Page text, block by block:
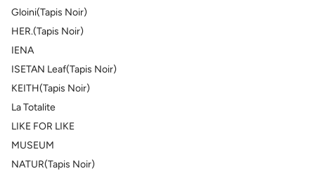
Gloini(Tapis Noir)
HER.(Tapis Noir)
IENA
ISETAN Leaf(Tapis Noir)
KEITH(Tapis Noir)
La Totalite
LIKE FOR LIKE
MUSEUM
NATUR(Tapis Noir)